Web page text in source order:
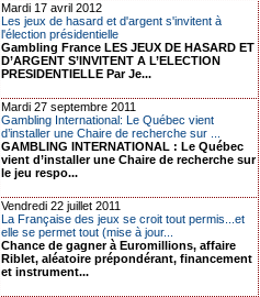
Mardi 17 avril 2012
Les jeux de hasard et d'argent s'invitent à
l'élection présidentielle
Gambling France LES JEUX DE HASARD ET
D’ARGENT S’INVITENT A L’ELECTION
PRESIDENTIELLE Par Je...
Mardi 27 septembre 2011
Gambling International: Le Québec vient
d’installer une Chaire de recherche sur ...
GAMBLING INTERNATIONAL : Le Québec
vient d’installer une Chaire de recherche sur
le jeu respo...
Vendredi 22 juillet 2011
La Française des jeux se croit tout permis...et
elle se permet tout (mise à jour...
Chance de gagner à Euromillions, affaire
Riblet, aléatoire prépondérant, financement
et instrument...